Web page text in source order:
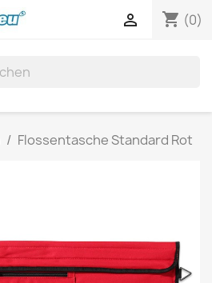
shopping_cart (0)

Flossentasche Standard Rot